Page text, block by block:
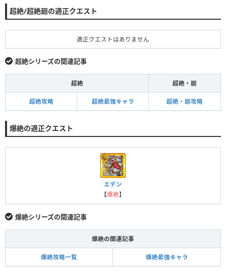
超絶/超絶廻の適正クエスト
適正クエストはありません
超絶シリーズの関連記事
超絶 超絶・廻
超絶攻略 超絶最強キャラ 超絶・廻攻略
爆絶の適正クエスト
エデン
【爆絶】
爆絶シリーズの関連記事
爆絶の関連記事
爆絶攻略一覧 爆絶最強キャラ